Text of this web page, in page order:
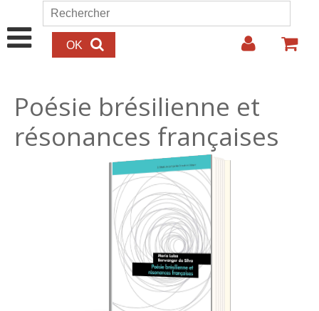
Aller au contenu principal
Formulaire de recherche
Rechercher
Poésie brésilienne et
résonances françaises
15.00€